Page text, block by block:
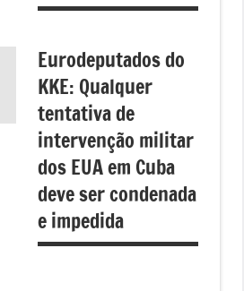
Eurodeputados do
KKE: Qualquer
tentativa de
intervenção militar
dos EUA em Cuba
deve ser condenada
e impedida